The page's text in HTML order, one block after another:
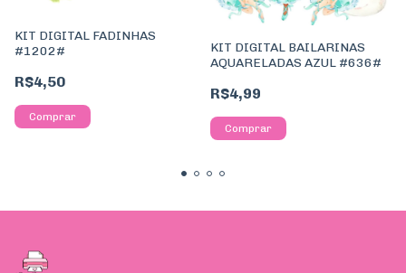
KIT DIGITAL FADINHAS
#1202#
R$4,50
KIT DIGITAL BAILARINAS
AQUARELADAS AZUL #636#
R$4,99